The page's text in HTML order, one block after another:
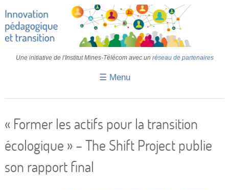
Une initiative de l'Institut Mines-Télécom avec un réseau de partenaires
☰ Menu
Retours d’expériences
« Former les actifs pour la transition
écologique » – The Shift Project publie
son rapport final